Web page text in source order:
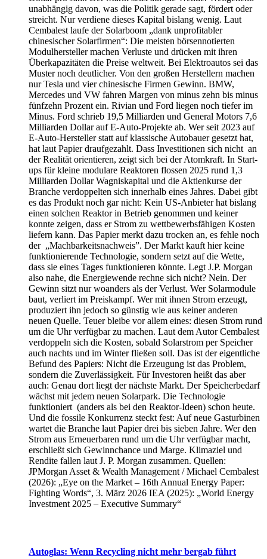
unabhängig davon, was die Politik gerade sagt, fördert oder
streicht. Nur verdiene dieses Kapital bislang wenig. Laut
Cembalest laufe der Solarboom „dank unprofitabler
chinesischer Solarfirmen“: Die meisten börsennotierten
Modulhersteller machen Verluste und drücken mit ihren
Überkapazitäten die Preise weltweit. Bei Elektroautos sei das
Muster noch deutlicher. Von den großen Herstellern machen
nur Tesla und vier chinesische Firmen Gewinn. BMW,
Mercedes und VW fahren Margen von minus zehn bis minus
fünfzehn Prozent ein. Rivian und Ford liegen noch tiefer im
Minus. Ford schrieb 19,5 Milliarden und General Motors 7,6
Milliarden Dollar auf E-Auto-Projekte ab. Wer seit 2023 auf
E-Auto-Hersteller statt auf klassische Autobauer gesetzt hat,
hat laut Papier draufgezahlt. Dass Investitionen sich nicht an
der Realität orientieren, zeigt sich bei der Atomkraft. In Start-
ups für kleine modulare Reaktoren flossen 2025 rund 1,3
Milliarden Dollar Wagniskapital und die Aktienkurse der
Branche verdoppelten sich innerhalb eines Jahres. Dabei gibt
es das Produkt noch gar nicht: Kein US-Anbieter hat bislang
einen solchen Reaktor in Betrieb genommen und keiner
konnte zeigen, dass er Strom zu wettbewerbsfähigen Kosten
liefern kann. Das Papier merkt dazu trocken an, es fehle noch
der „Machbarkeitsnachweis”. Der Markt kauft hier keine
funktionierende Technologie, sondern setzt auf die Wette,
dass sie eines Tages funktionieren könnte. Legt J.P. Morgan
also nahe, die Energiewende rechne sich nicht? Nein. Der
Gewinn sitzt nur woanders als der Verlust. Wer Solarmodule
baut, verliert im Preiskampf. Wer mit ihnen Strom erzeugt,
produziert ihn jedoch so günstig wie aus keiner anderen
neuen Quelle. Teuer bleibe vor allem eines: diesen Strom rund
um die Uhr verfügbar zu machen. Laut dem Autor Cembalest
verdoppeln sich die Kosten, sobald Solarstrom per Speicher
auch nachts und im Winter fließen soll. Das ist der eigentliche
Befund des Papiers: Nicht die Erzeugung ist das Problem,
sondern die Zuverlässigkeit. Für Investoren heißt das aber
auch: Genau dort liegt der nächste Markt. Der Speicherbedarf
wächst mit jedem neuen Solarpark. Die Technologie
funktioniert (anders als bei den Reaktor-Ideen) schon heute.
Und die fossile Konkurrenz steckt fest: Auf neue Gasturbinen
wartet die Branche laut Papier drei bis sieben Jahre. Wer den
Strom aus Erneuerbaren rund um die Uhr verfügbar macht,
erschließt sich Gewinnchance und Marge. Klimaziel und
Rendite fallen laut J. P. Morgan zusammen. Quellen:
JPMorgan Asset & Wealth Management / Michael Cembalest
(2026): „Eye on the Market – 16th Annual Energy Paper:
Fighting Words“, 3. März 2026 IEA (2025): „World Energy
Investment 2025 – Executive Summary“
Autoglas: Wenn Recycling nicht mehr bergab führt